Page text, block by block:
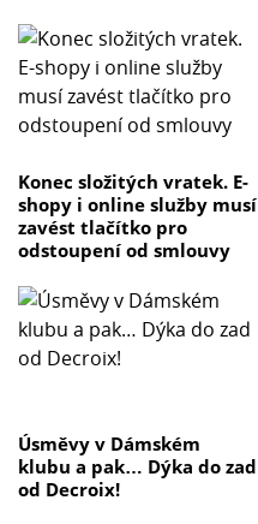
Konec složitých vratek. E-
shopy i online služby musí
zavést tlačítko pro
odstoupení od smlouvy
Úsměvy v Dámském
klubu a pak… Dýka do zad
od Decroix!